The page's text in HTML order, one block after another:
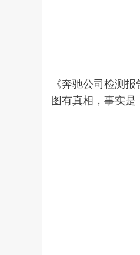
《奔驰公司检测
图有真相，事实是